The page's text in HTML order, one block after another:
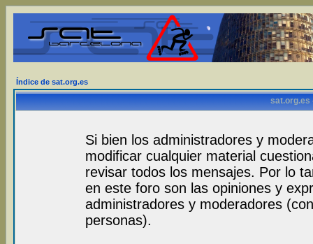
Índice de sat.org.es
sat.org.es
Si bien los administradores y
modificar cualquier material
revisar todos los mensajes. Por lo
en este foro son las opiniones y
administradores y moderadores
personas).